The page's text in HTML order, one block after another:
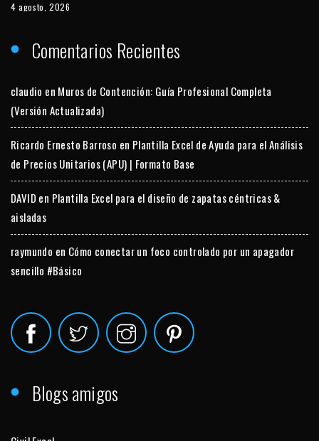
4 agosto, 2026
Comentarios Recientes
claudio en Muros de Contención: Guía Profesional Completa
(Versión Actualizada)
Ricardo Ernesto Barroso en Plantilla Excel de Ayuda para el Análisis
de Precios Unitarios (APU) | Formato Base
DAVID en Plantilla Excel para el diseño de zapatas céntricas &
aisladas
raymundo en Cómo conectar un foco controlado por un apagador
sencillo #Básico
Blogs amigos